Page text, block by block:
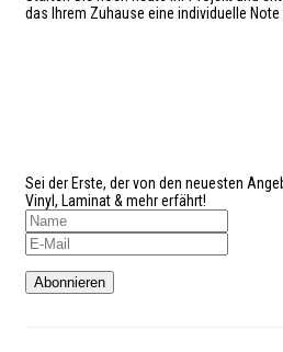
das Ihrem Zuhause eine individuelle
Sei der Erste, der von den neuesten
Vinyl, Laminat & mehr erfährt!